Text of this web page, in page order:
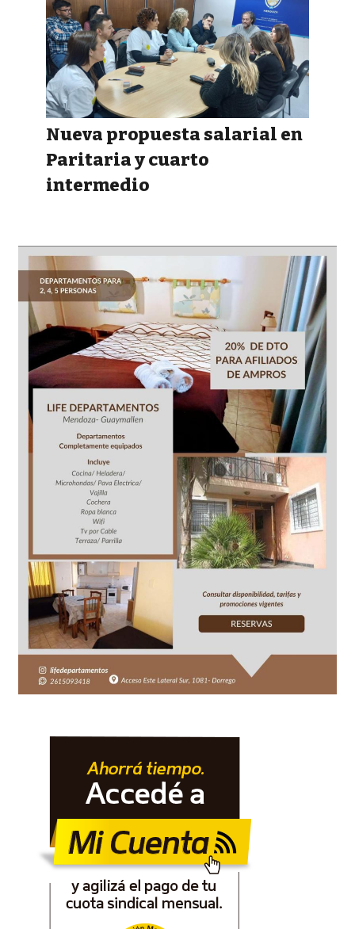
Nueva propuesta salarial en
Paritaria y cuarto
intermedio